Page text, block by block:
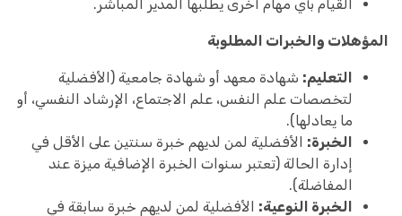
القيام بأي مهام أخرى يطلبها المدير المباشر.
المؤهلات والخبرات المطلوبة
التعليم: شهادة معهد أو شهادة جامعية (الأفضلية
لتخصصات علم النفس، علم الاجتماع، الإرشاد النفسي، أو
ما يعادلها).
الخبرة: الأفضلية لمن لديهم خبرة سنتين على الأقل في
إدارة الحالة (تعتبر سنوات الخبرة الإضافية ميزة عند
المفاضلة).
الخبرة النوعية: الأفضلية لمن لديهم خبرة سابقة في